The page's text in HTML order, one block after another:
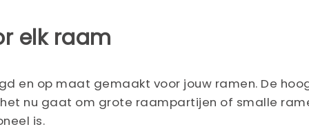
elk raam
en op maat gemaakt voor jouw ramen. De
nu gaat om grote raampartijen of smalle
is.